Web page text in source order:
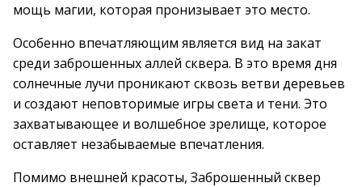
мощь магии, которая пронизывает это место.
Особенно впечатляющим является вид на закат
среди заброшенных аллей сквера. В это время дня
солнечные лучи проникают сквозь ветви деревьев
и создают неповторимые игры света и тени. Это
захватывающее и волшебное зрелище, которое
оставляет незабываемые впечатления.
Помимо внешней красоты, Заброшенный сквер